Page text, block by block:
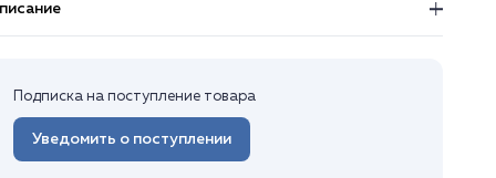
Подписка на поступление товара
Уведомить о поступлении